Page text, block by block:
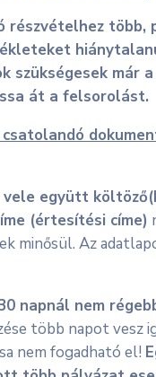
át a felsorolást.
vele együtt
(értesítési címe)
minősül. Az
napnál nem
több napot
nem fogadható el!